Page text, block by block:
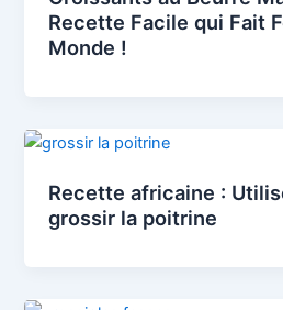
Recette Facile qui Fait
Monde !
Recette africaine :
grossir la poitrine